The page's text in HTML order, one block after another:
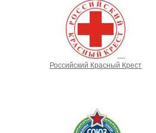
Российский Красный Крест